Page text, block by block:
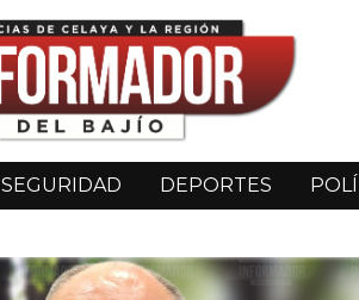
SEGURIDAD DEPORTES